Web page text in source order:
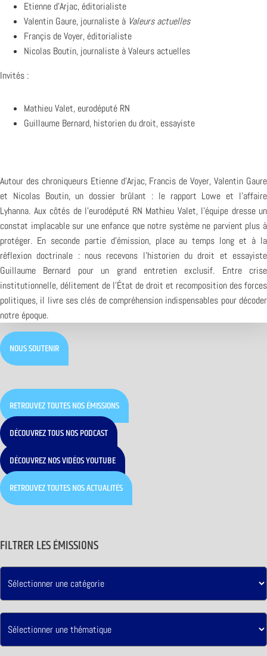
Etienne d’Arjac, éditorialiste
Valentin Gaure, journaliste à Valeurs actuelles
Françis de Voyer, éditorialiste
Nicolas Boutin, journaliste à Valeurs actuelles
Invités :
Mathieu Valet, eurodéputé RN
Guillaume Bernard, historien du droit, essayiste
Autour des chroniqueurs Etienne d’Arjac, Francis de Voyer, Valentin Gaure
et Nicolas Boutin, un dossier brûlant : le rapport Lowe et l’affaire
Lyhanna. Aux côtés de l’eurodéputé RN Mathieu Valet, l’équipe dresse un
constat implacable sur une enfance que notre système ne parvient plus à
protéger. En seconde partie d’émission, place au temps long et à la
réflexion doctrinale : nous recevons l’historien du droit et essayiste
Guillaume Bernard pour un grand entretien exclusif. Entre crise
institutionnelle, délitement de l’État de droit et recomposition des forces
politiques, il livre ses clés de compréhension indispensables pour décoder
notre époque.
NOUS SOUTENIR
RETROUVEZ TOUTES NOS ÉMISSIONS
DÉCOUVREZ TOUS NOS PODCAST
DÉCOUVREZ NOS VIDÉOS YOUTUBE
RETROUVEZ TOUTES NOS ACTUALITÉS
FILTRER LES ÉMISSIONS